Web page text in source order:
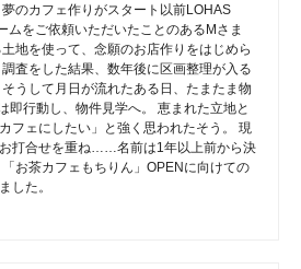
のカフェ作りがスタート以前LOHAS
ムをご依頼いただいたことのあるMさま
地を使って、念願のお店作りをはじめら
査をした結果、数年後に区画整理が入る
うして月日が流れたある日、たまたま物
即行動し、物件見学へ。 恵まれた立地と
フェにしたい」と強く思われたそう。 現
打合せを重ね……名前は1年以上前から決
お茶カフェもちりん」OPENに向けての
した。